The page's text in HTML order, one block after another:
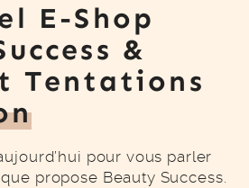
E-Shop
&
Tentations
pour vous parler
propose Beauty Success.